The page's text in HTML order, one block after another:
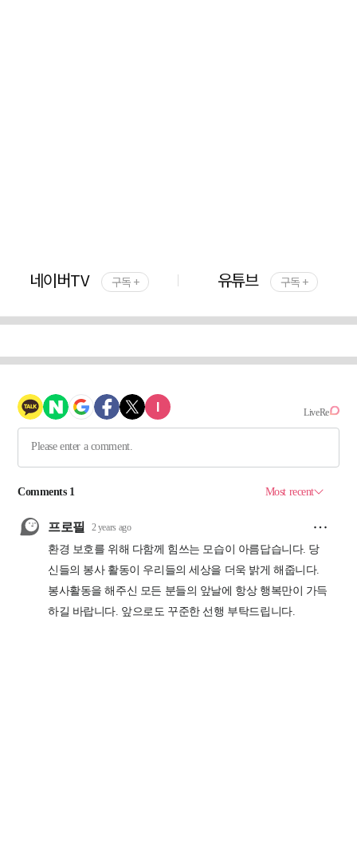
네이버TV 구독 + 유튜브 구독 +